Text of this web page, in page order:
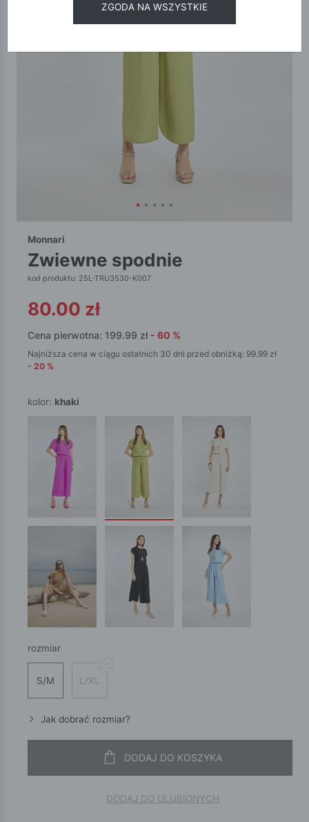
Monnari
zwiewne spodnie
kod produktu: 25L-TRU3530-K007
80.00 zł
Cena pierwotna: 199.99 zł - 60 %
Najniższa cena w ciągu ostatnich 30 dni przed obniżką: 99.99 zł
- 20 %
kolor: khaki
rozmiar
S/M L/XL
Jak dobrać rozmiar?
DODAJ DO KOSZYKA
DODAJ DO ULUBIONYCH
ZGODA NA WSZYSTKIE